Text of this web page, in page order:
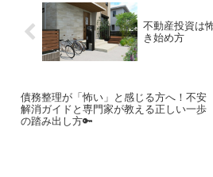
不動産投資は
き始め方
債務整理が「怖い」と感じる方へ！不安
解消ガイドと専門家が教える正しい一歩
の踏み出し方🔑